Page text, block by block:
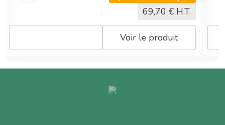
microfibres ne
laisse pas de
trace.
l'unité
69,70€ H.T.
Voir le produit